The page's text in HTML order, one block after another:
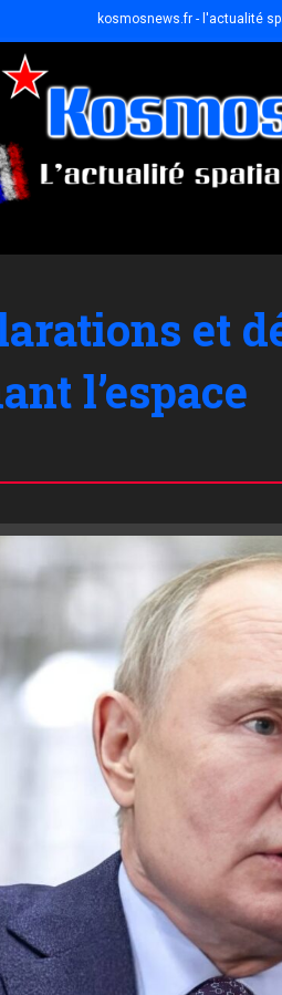
kosmosnews.fr - l'actualité
et
l’espace